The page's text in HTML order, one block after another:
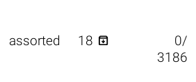
assorted 18 
0/
3186